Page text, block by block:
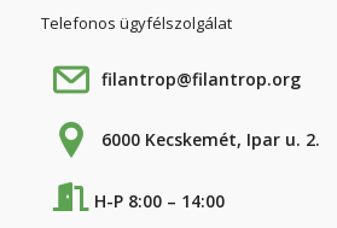
Telefonos ügyfélszolgálat
filantrop@filantrop.org
6000 Kecskemét, Ipar u. 2.
H-P 8:00 – 14:00